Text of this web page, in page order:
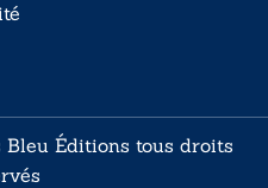
Éditions tous droits